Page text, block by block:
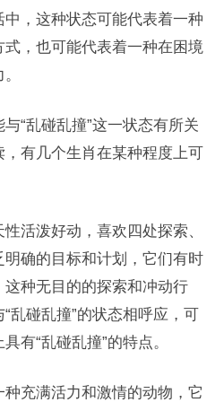
，这种状态可能代表着一种
，也可能代表着一种在困境
“乱碰乱撞”这一状态有所关
有几个生肖在某种程度上可
活泼好动，喜欢四处探索、
确的目标和计划，它们有时
种无目的的探索和冲动行
乱碰乱撞”的状态相呼应，可
有“乱碰乱撞”的特点。
充满活力和激情的动物，它